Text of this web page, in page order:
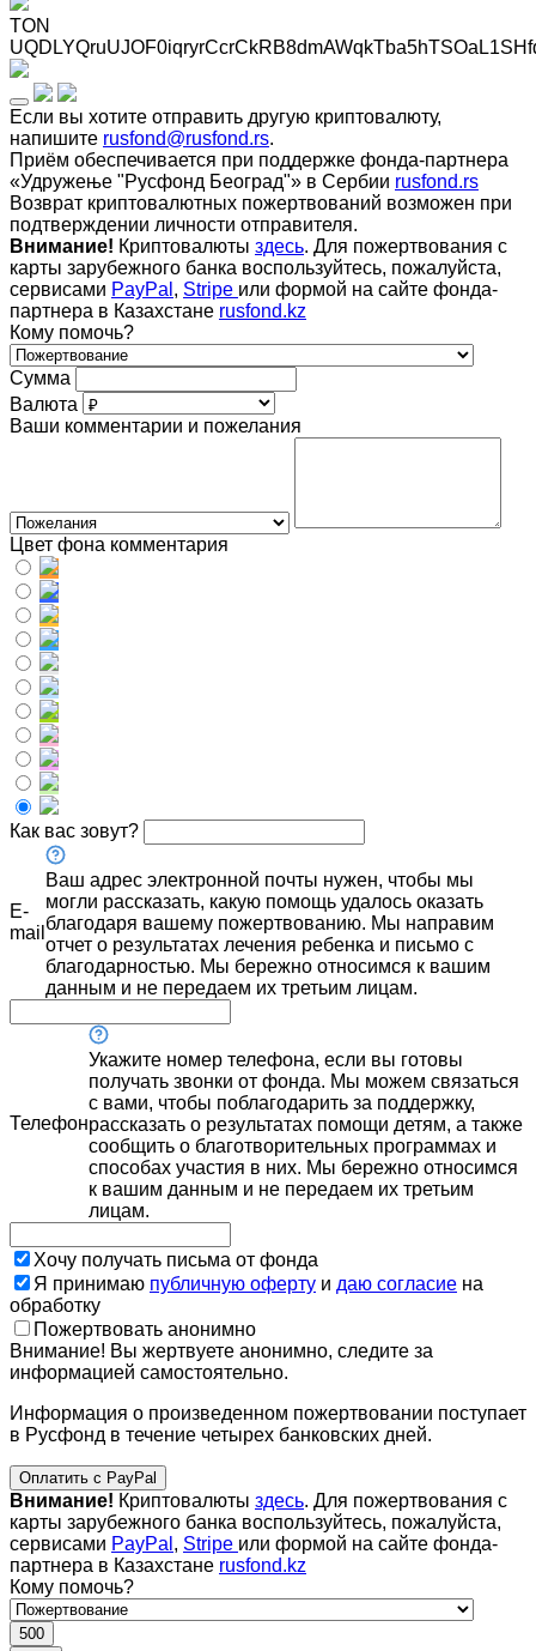
TON
Если вы хотите отправить другую криптовалюту,
напишите rusfond@rusfond.rs.
Приём обеспечивается при поддержке фонда-партнера
«Удружење "Русфонд Београд"» в Сербии rusfond.rs
Возврат криптовалютных пожертвований возможен при
подтверждении личности отправителя.
Внимание! Криптовалюты здесь. Для пожертвования с
карты зарубежного банка воспользуйтесь, пожалуйста,
сервисами PayPal , Stripe или формой на сайте фонда-
партнера в Казахстане rusfond.kz
Кому помочь?
Сумма
Валюта
Ваши комментарии и пожелания
Цвет фона комментария
Как вас зовут?
E-
mail
Ваш адрес электронной почты нужен, чтобы мы
могли рассказать, какую помощь удалось оказать
благодаря вашему пожертвованию. Мы направим
отчет о результатах лечения ребенка и письмо с
благодарностью. Мы бережно относимся к вашим
данным и не передаем их третьим лицам.
Телефон
Укажите номер телефона, если вы готовы
получать звонки от фонда. Мы можем связаться
с вами, чтобы поблагодарить за поддержку,
рассказать о результатах помощи детям, а также
сообщить о благотворительных программах и
способах участия в них. Мы бережно относимся
к вашим данным и не передаем их третьим
лицам.
Хочу получать письма от фонда
Я принимаю публичную оферту и даю согласие на
обработку
Пожертвовать анонимно
Внимание! Вы жертвуете анонимно, следите за
информацией самостоятельно.
Информация о произведенном пожертвовании поступает
в Русфонд в течение четырех банковских дней.
Оплатить с PayPal
Внимание! Криптовалюты здесь. Для пожертвования с
карты зарубежного банка воспользуйтесь, пожалуйста,
сервисами PayPal , Stripe или формой на сайте фонда-
партнера в Казахстане rusfond.kz
Кому помочь?
500